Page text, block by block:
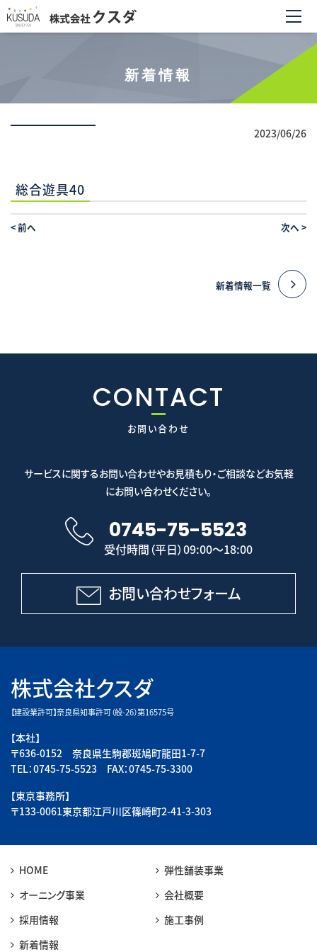
新着情報
2023/06/26
総合遊具40
<前へ 次へ >
新着情報一覧
CONTACT
お問い合わせ
サービスに関するお問い合わせやお見積もり・ご相談などお気軽
にお問い合わせください。
0745-75-5523
受付時間（平日）09:00～18:00
お問い合わせフォーム
株式会社クスダ
【建設業許可】奈良県知事許可（般-26）第16575号
【本社】
〒636-0152 奈良県生駒郡斑鳩町龍田1-7-7
TEL：0745-75-5523 FAX：0745-75-3300
【東京事務所】
〒133-0061東京都江戸川区篠崎町2-41-3-303
HOME
弾性舗装事業
オーニング事業
会社概要
採用情報
施工事例
新着情報